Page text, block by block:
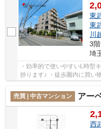
東
東
川
3
埼
・効率的で使いやすいL時型
捗ります♪ ・徒歩圏内に買い
売買 | 中古マンション
アーベ
西